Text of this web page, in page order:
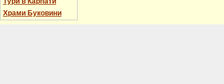
Храми Буковини